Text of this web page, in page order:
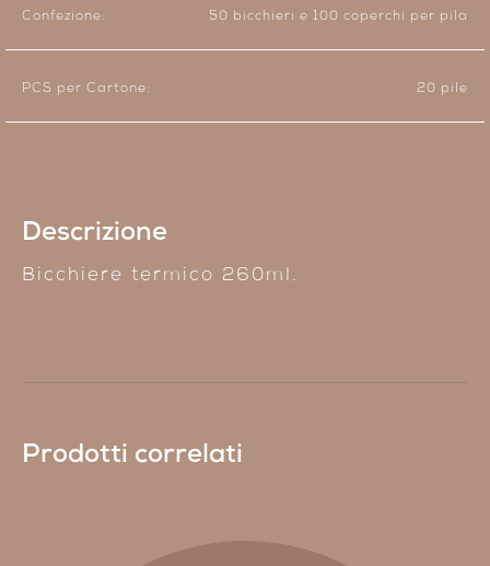
Confezione: 50 bicchieri e 100 coperchi per pila
PCS per Cartone: 20 pile
Descrizione
Bicchiere termico 260ml.
Prodotti correlati